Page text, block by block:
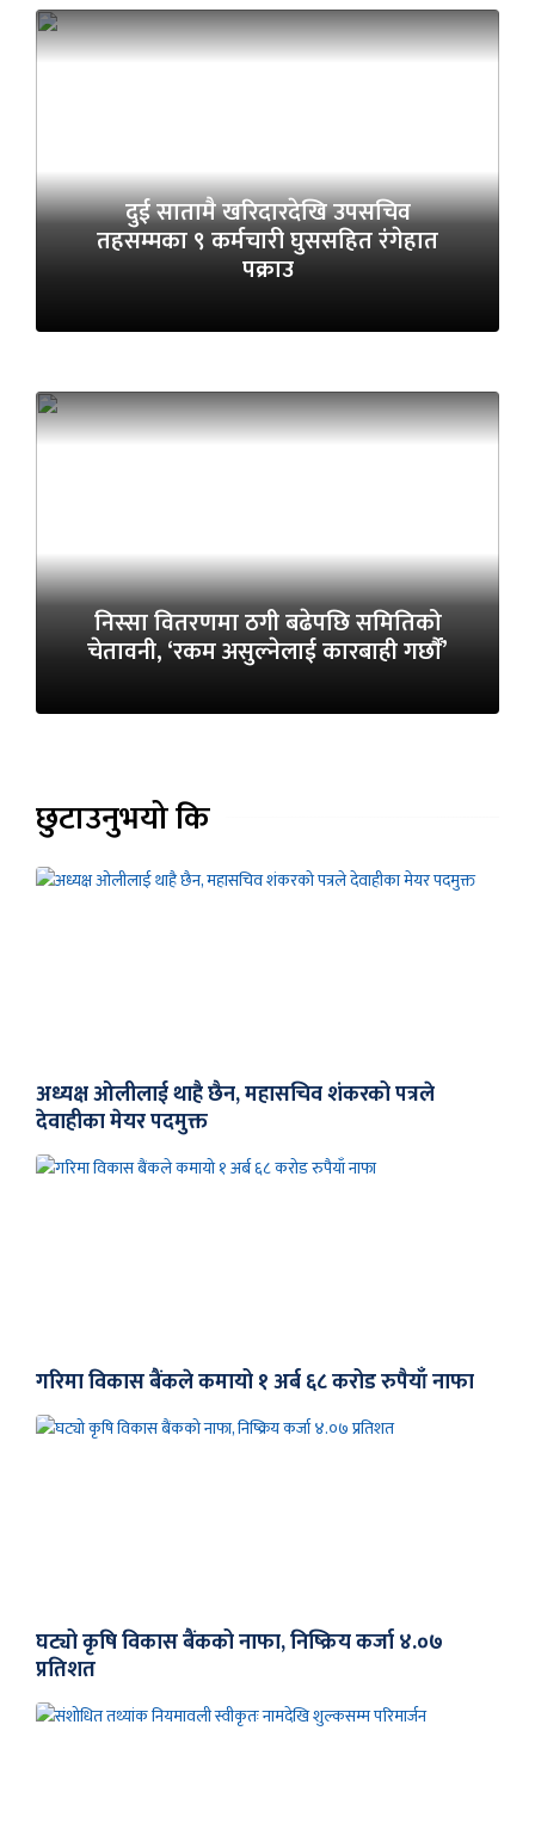
दुई सातामै खरिदारदेखि उपसचिव
तहसम्मका ९ कर्मचारी घुससहित रंगेहात
पक्राउ
निस्सा वितरणमा ठगी बढेपछि समितिको
चेतावनी, ‘रकम असुल्नेलाई कारबाही गर्छाैं’
छुटाउनुभयो कि
अध्यक्ष ओलीलाई थाहै छैन, महासचिव शंकरको पत्रले
देवाहीका मेयर पदमुक्त
गरिमा विकास बैंकले कमायो १ अर्ब ६८ करोड रुपैयाँ नाफा
घट्यो कृषि विकास बैंकको नाफा, निष्क्रिय कर्जा ४.०७
प्रतिशत